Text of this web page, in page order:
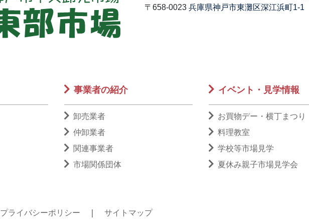
〒658-0023 兵庫県神戸市東灘区深江浜町1-1
事業者の紹介
卸売業者
仲卸業者
関連事業者
市場関係団体
イベント・見学情報
お買物デー・横丁まつり
料理教室
学校等市場見学
夏休み親子市場見学会
プライバシーポリシー サイトマップ